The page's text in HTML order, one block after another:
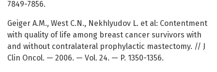
7849-7856.
Geiger A.M., West C.N., Nekhlyudov L. et al: Contentment
with quality of life among breast cancer survivors with
and without contralateral prophylactic mastectomy. // J
Clin Oncol. — 2006. — Vol. 24. — P. 1350-1356.